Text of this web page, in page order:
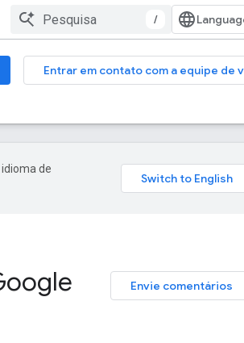
/
Entrar em contato com a equipe de
de
Envie comentários